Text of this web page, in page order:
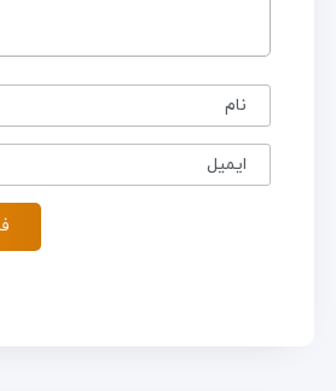
نام
ایمیل